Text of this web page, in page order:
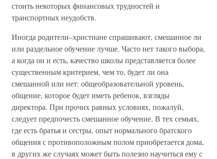
стоить некоторых финансовых трудностей и
транспортных неудобств.
Иногда родители–христиане спрашивают, смешанное ли
или раздельное обучение лучше. Часто нет такого выбора,
а когда он и есть, качество школы представляется более
существенным критерием, чем то, будет ли она
смешанной или нет: общеобразовательной уровень,
общение, которое будет иметь ребенок, взгляды
директора. При прочих равных условиях, пожалуй,
следует предпочесть смешанное обучение. В тех семьях,
где есть братья и сестры, опыт нормального братского
общения с противоположным полом приобретается дома,
в других же случаях может быть полезно научиться ему с